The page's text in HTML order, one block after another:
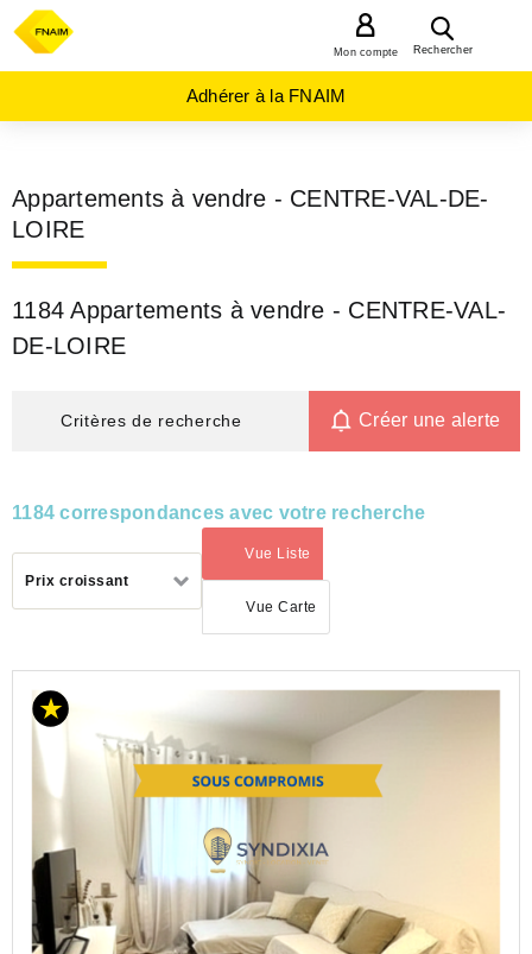
Rechercher
Mon compte
Adhérer à la FNAIM
Appartements à vendre - CENTRE-VAL-DE-
LOIRE
1184 Appartements à vendre - CENTRE-VAL-
DE-LOIRE
Critères de recherche Créer une alerte
1184 correspondances avec votre recherche
Prix croissant
Vue Liste
(activé)
Vue Carte
ACHAT
APPARTEMENT
VAL-DE-